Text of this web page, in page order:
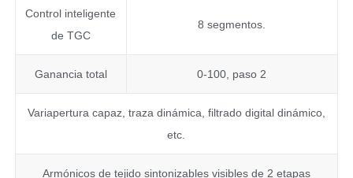
Control inteligente
de TGC
8 segmentos.
Ganancia total 0-100, paso 2
Variapertura capaz, traza dinámica, filtrado digital dinámico,
etc.
Armónicos de tejido sintonizables visibles de 2 etapas